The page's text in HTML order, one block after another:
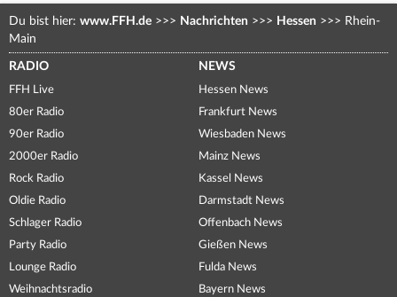
Du bist hier: www.FFH.de >>> Nachrichten >>> Hessen >>> Rhein-
Main
RADIO
FFH Live
80er Radio
90er Radio
2000er Radio
Rock Radio
Oldie Radio
Schlager Radio
Party Radio
Lounge Radio
Weihnachtsradio
NEWS
Hessen News
Frankfurt News
Wiesbaden News
Mainz News
Kassel News
Darmstadt News
Offenbach News
Gießen News
Fulda News
Bayern News